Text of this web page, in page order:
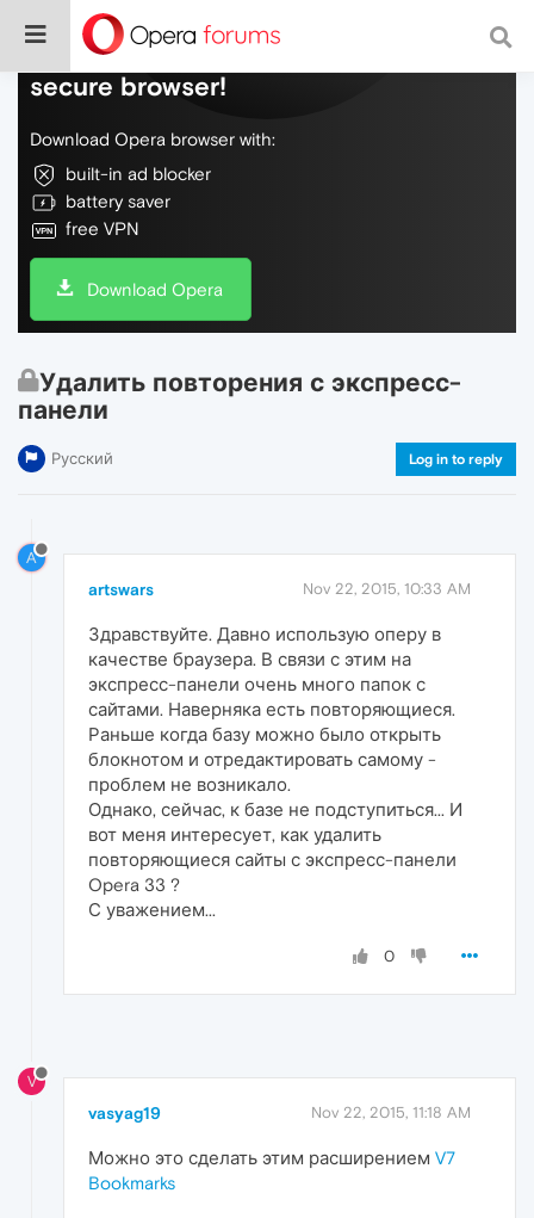
Do more on the web, with a fast and
secure browser!
Download Opera browser with:
built-in ad blocker
battery saver
free VPN
Download Opera
Удалить повторения с экспресс-
панели
Русский Log in to reply
A
artswars Nov 22, 2015, 10:33 AM
Здравствуйте. Давно использую оперу в
качестве браузера. В связи с этим на
экспресс-панели очень много папок с
сайтами. Наверняка есть повторяющиеся.
Раньше когда базу можно было открыть
блокнотом и отредактировать самому -
проблем не возникало.
Однако, сейчас, к базе не подступиться... И
вот меня интересует, как удалить
повторяющиеся сайты с экспресс-панели
Opera 33 ?
С уважением...
0
V
vasyag19 Nov 22, 2015, 11:18 AM
Можно это сделать этим расширением V7
Bookmarks